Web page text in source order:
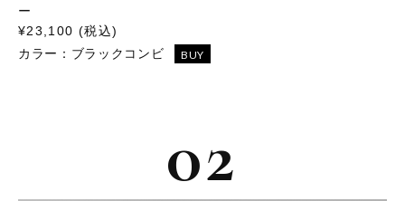
ー
¥23,100 (税込)
カラー： ブラックコンビ BUY
02